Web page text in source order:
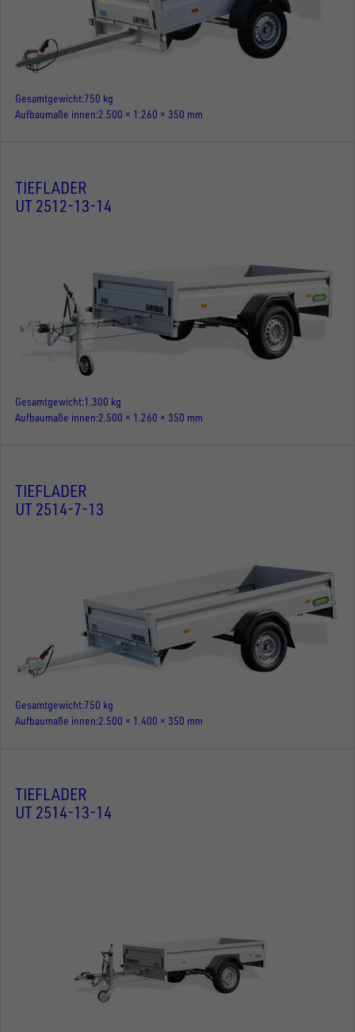
Gesamtgewicht 750 kg
Aufbaumaße innen 2.500 × 1.260 × 350 mm
TIEFLADER
UT 2512-13-14
Gesamtgewicht 1.300 kg
Aufbaumaße innen 2.500 × 1.260 × 350 mm
TIEFLADER
UT 2514-7-13
Gesamtgewicht 750 kg
Aufbaumaße innen 2.500 × 1.400 × 350 mm
TIEFLADER
UT 2514-13-14